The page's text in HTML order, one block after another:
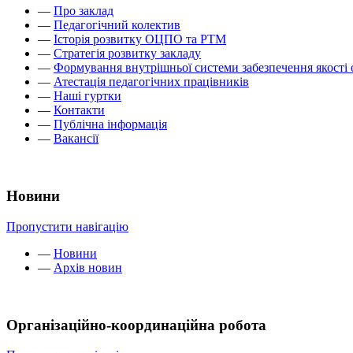
— Про заклад
— Педагогічний колектив
— Історія розвитку ОЦПО та РТМ
— Стратегія розвитку закладу
— Формування внутрішньої системи забезпечення якості
— Атестація педагогічних працівників
— Наші гуртки
— Контакти
— Публічна інформація
— Вакансії
Новини
Пропустити навігацію
— Новини
— Архів новин
Організаційно-координаційна робота